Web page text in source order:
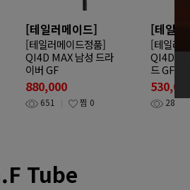
[테일러메이드]
[테일러메이드정품]
QI4D MAX 남성 드라
이버 GF
880,000
651 찜 0
[테일
[테일러
QI4D
드 GF
282
Tube